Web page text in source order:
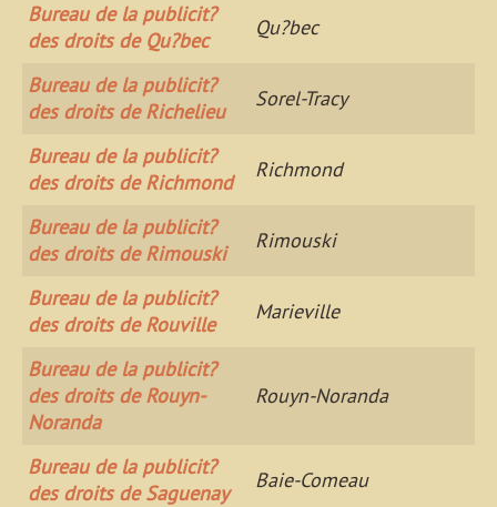
Bureau de la publicit?
des droits de Qu?bec
Qu?bec
Bureau de la publicit?
des droits de Richelieu
Sorel-Tracy
Bureau de la publicit?
des droits de Richmond
Richmond
Bureau de la publicit?
des droits de Rimouski
Rimouski
Bureau de la publicit?
des droits de Rouville
Marieville
Bureau de la publicit?
des droits de Rouyn-
Noranda
Rouyn-Noranda
Bureau de la publicit?
des droits de Saguenay
Baie-Comeau